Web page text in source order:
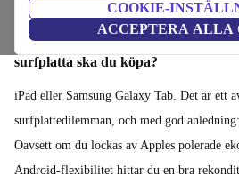
COOKIE-
ACCEPTERA ALLA
Surfplattor
iPad vs Samsung Galaxy Tab:
surfplatta ska du köpa?
iPad eller Samsung Galaxy Tab. Det är ett
surfplattedilemman, och med god
Oavsett om du lockas av Apples polerade
Android-flexibilitet hittar du en bra